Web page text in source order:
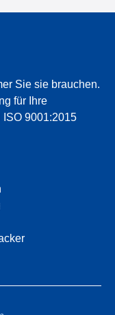
Sie sie brauchen.
für Ihre
9001:2015